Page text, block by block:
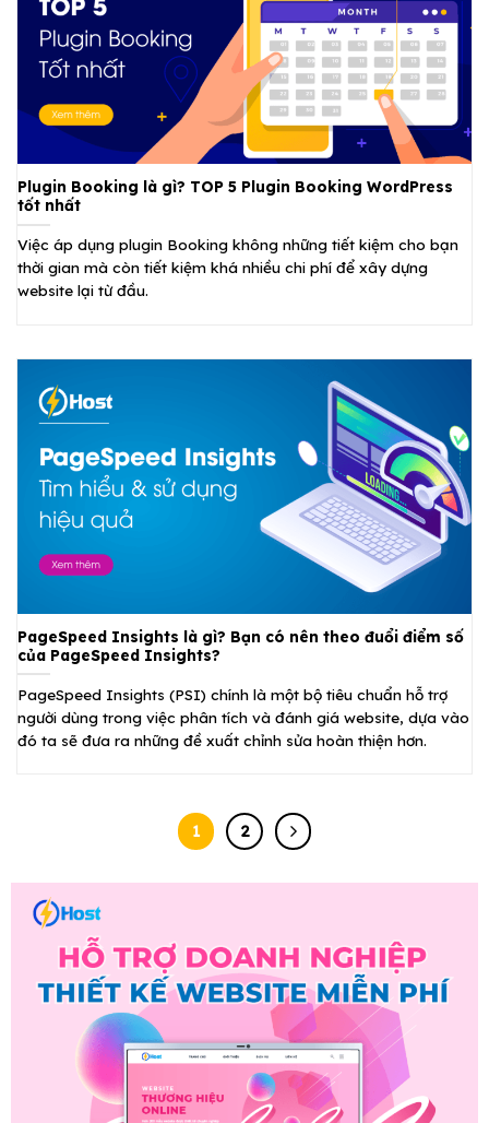
Plugin Booking là gì? TOP 5 Plugin Booking WordPress
tốt nhất
Việc áp dụng plugin Booking không những tiết kiệm cho bạn
thời gian mà còn tiết kiệm khá nhiều chi phí để xây dựng
website lại từ đầu.
PageSpeed Insights là gì? Bạn có nên theo đuổi điểm số
của PageSpeed Insights?
PageSpeed Insights (PSI) chính là một bộ tiêu chuẩn hỗ trợ
người dùng trong việc phân tích và đánh giá website, dựa vào
đó ta sẽ đưa ra những đề xuất chỉnh sửa hoàn thiện hơn.
1 2